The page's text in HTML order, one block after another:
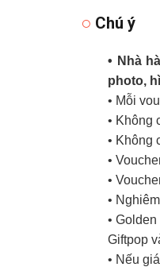
Chú ý
• Nhà
photo,
• Mỗi
• Không
• Không
•
•
•
•
Giftpop
• Nếu